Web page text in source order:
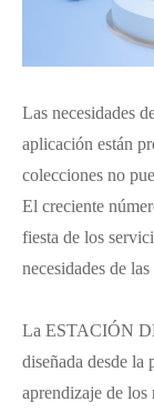
Las necesidades
aplicación están
colecciones no
El creciente
fiesta de los
necesidades de las
La ESTACIÓN
diseñada desde la
aprendizaje de los